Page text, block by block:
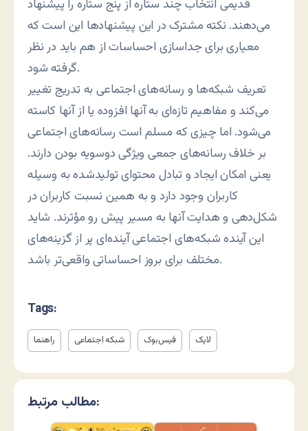
قدیمی انتخاب چند ستاره از پنج ستاره را پیشنهاد
می‌دهند. نکته مشترک در این پیشنهادها این است که
معیاری برای جداسازی احساسات از هم باید در نظر
گرفته شود.
تعریف شبکه‌ها و رسانه‌های اجتماعی به تدریج تغییر
می‌کند و مفاهیم تازه‌ای به آنها افزوده یا از آنها کاسته
می‌شود. اما چیزی که مسلم است رسانه‌های اجتماعی
بر خلاف رسانه‌های جمعی ویژگی دوسویه بودن دارند.
یعنی امکان ایجاد و تبادل محتوای تولید‌شده به وسیله
کاربران وجود دارد و به همین نسبت کاربران در
شکل‌دهی و هدایت آنها به مسیر پیش رو مؤثرند. شاید
این آینده شبکه‌های اجتماعی آینده‌ای پر از گزینه‌های
مختلف برای بروز احساساتی واقعی‌تر باشد.
Tags:
راهنما شبکه اجتماعی فیس‌بوک لایک
مطالب مرتبط: